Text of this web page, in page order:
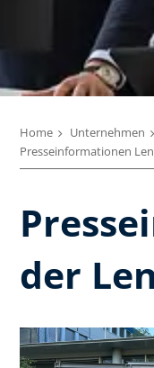
Home Unternehmen
Presseinformationen
der